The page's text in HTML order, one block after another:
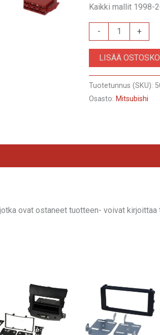
Kaikki mallit 1998-
-
ZRS-
AS-
määrä
+
LISÄÄ
Tuotetunnus (SKU):
Osasto: Mitsubishi
ovat ostaneet tuotteen- voivat kirjoittaa